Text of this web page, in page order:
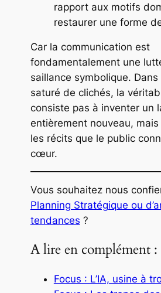
rapport aux motifs
restaurer une forme
Car la communication est
fondamentalement une
saillance symbolique.
saturé de clichés, la
consiste pas à inventer un
entièrement nouveau,
les récits que le public
cœur.
Vous souhaitez nous
Planning Stratégique ou
tendances ?
A lire en complément :
Focus : L’IA, usine à